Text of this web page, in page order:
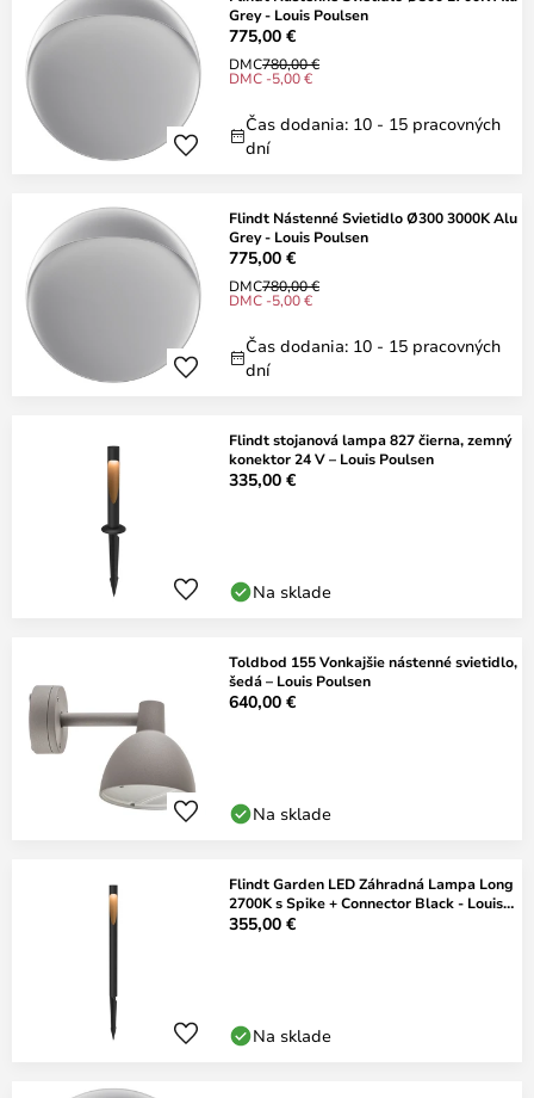
Grey - Louis Poulsen
775,00 €
DMC780,00 €
DMC -5,00 €
Čas dodania: 10 - 15 pracovných
dní
Flindt Nástenné Svietidlo Ø300 3000K Alu
Grey - Louis Poulsen
775,00 €
DMC780,00 €
DMC -5,00 €
Čas dodania: 10 - 15 pracovných
dní
Flindt stojanová lampa 827 čierna, zemný
konektor 24 V – Louis Poulsen
335,00 €
Na sklade
Toldbod 155 Vonkajšie nástenné svietidlo,
šedá – Louis Poulsen
640,00 €
Na sklade
Flindt Garden LED Záhradná Lampa Long
2700K s Spike + Connector Black - Louis
Po
355,00 €
Na sklade